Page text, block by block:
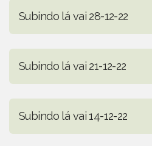
Subindo lá vai 28-12-22
Subindo lá vai 21-12-22
Subindo lá vai 14-12-22